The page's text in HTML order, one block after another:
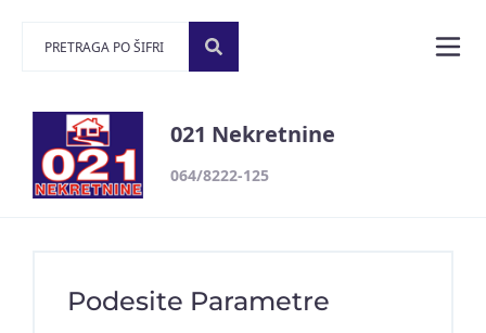
021 Nekretnine
064/8222-125
Podesite Parametre